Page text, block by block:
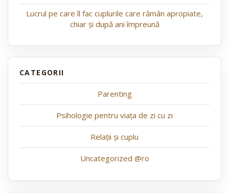
Lucrul pe care îl fac cuplurile care rămân apropiate,
chiar și după ani împreună
Parenting
Psihologie pentru viața de zi cu zi
Relații și cuplu
Uncategorized @ro